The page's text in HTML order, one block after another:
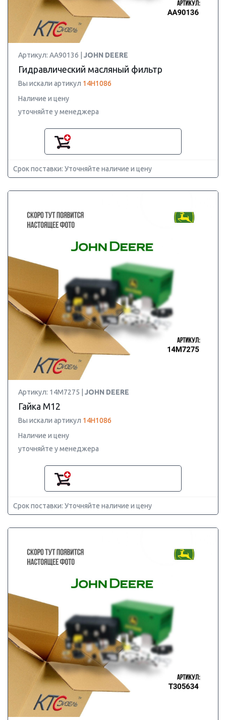
Артикул: AA90136 | JOHN DEERE
Гидравлический масляный фильтр
Вы искали артикул 14H1086
Наличие и цену
уточняйте у менеджера
Срок поставки: Уточняйте наличие и цену
Артикул: 14M7275 | JOHN DEERE
Гайка М12
Вы искали артикул 14H1086
Наличие и цену
уточняйте у менеджера
Срок поставки: Уточняйте наличие и цену